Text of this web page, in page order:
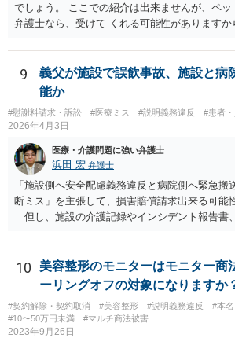
でしょう。 ここでの紹介は出来ませんが、ペ
弁護士なら、受けて くれる可能性があります
9
義父が施設で誤飲事故、施設と病
能か
#慰謝料請求・訴訟 #医療ミス #説明義務違反 #患者
2026年4月3日
医療・介護問題に強い弁護士
浜田 宏 弁護士
「施設側へ安全配慮義務違反と病院側へ緊急搬
断ミス」を主張して、損害賠償請求出来る可能
但し、施設の介護記録やインシデント報告書
れているのであれば消防の記録等を調査してみ
る可能性があるかどうかまでは判断できません
故・医療事故でも同様です。 一度弁護士にご
事件として依頼された方が良いと思います。
10
美容整形のモニターはモニター商
ーリングオフの対象になりますか
#契約解除・契約取消 #美容整形 #説明義務違反
#本
#10〜50万円未満
#マルチ商法被害
2023年9月26日